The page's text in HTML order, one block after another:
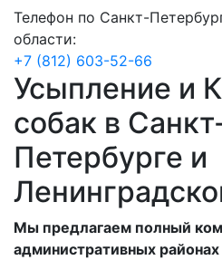
Телефон по Санкт-
области:
+7 (812) 603-52-66
Усыпление и
собак в
Петербурге и
Мы предлагаем полный
административных